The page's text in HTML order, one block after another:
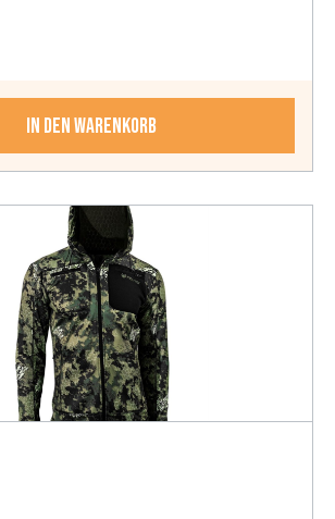
In den Warenkorb